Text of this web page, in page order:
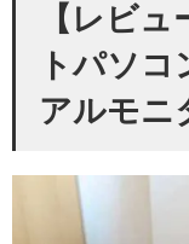
【レビ
トパソ
アルモニ